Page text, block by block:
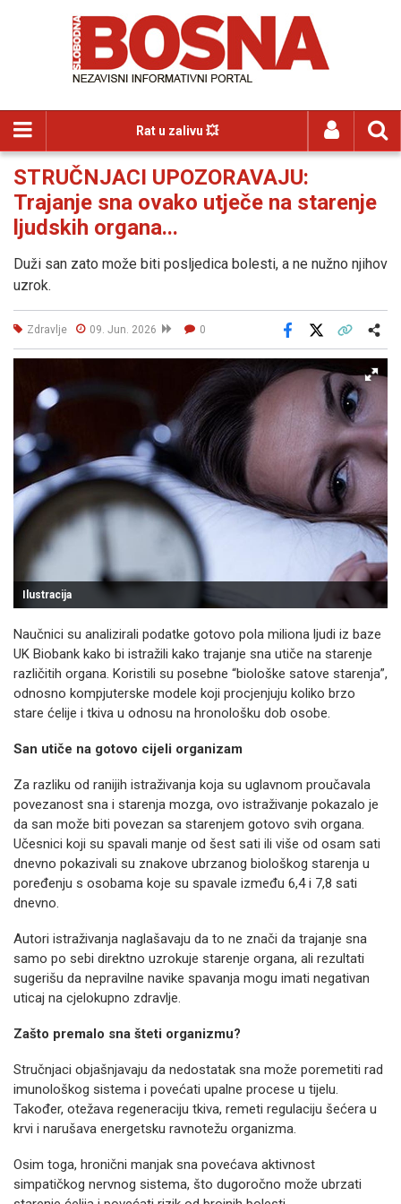
Rat u zalivu 💥
STRUČNJACI UPOZORAVAJU:
Trajanje sna ovako utječe na starenje
ljudskih organa...
Duži san zato može biti posljedica bolesti, a ne nužno njihov
uzrok.
Zdravlje 09. Jun. 2026 0
Facebook
Ilustracija
Naučnici su analizirali podatke gotovo pola miliona ljudi iz baze
UK Biobank kako bi istražili kako trajanje sna utiče na starenje
različitih organa. Koristili su posebne “biološke satove starenja”,
odnosno kompjuterske modele koji procjenjuju koliko brzo
stare ćelije i tkiva u odnosu na hronološku dob osobe.
San utiče na gotovo cijeli organizam
Za razliku od ranijih istraživanja koja su uglavnom proučavala
povezanost sna i starenja mozga, ovo istraživanje pokazalo je
da san može biti povezan sa starenjem gotovo svih organa.
Učesnici koji su spavali manje od šest sati ili više od osam sati
dnevno pokazivali su znakove ubrzanog biološkog starenja u
poređenju s osobama koje su spavale između 6,4 i 7,8 sati
dnevno.
Autori istraživanja naglašavaju da to ne znači da trajanje sna
samo po sebi direktno uzrokuje starenje organa, ali rezultati
sugerišu da nepravilne navike spavanja mogu imati negativan
uticaj na cjelokupno zdravlje.
Zašto premalo sna šteti organizmu?
Stručnjaci objašnjavaju da nedostatak sna može poremetiti rad
imunološkog sistema i povećati upalne procese u tijelu.
Također, otežava regeneraciju tkiva, remeti regulaciju šećera u
krvi i narušava energetsku ravnotežu organizma.
Osim toga, hronični manjak sna povećava aktivnost
simpatičkog nervnog sistema, što dugoročno može ubrzati